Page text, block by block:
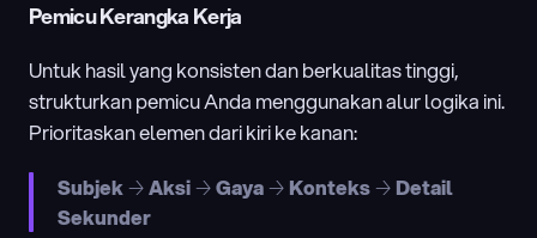
Pemicu Kerangka Kerja
Untuk hasil yang konsisten dan berkualitas tinggi,
strukturkan pemicu Anda menggunakan alur logika ini.
Prioritaskan elemen dari kiri ke kanan:
Subjek → Aksi → Gaya → Konteks → Detail
Sekunder